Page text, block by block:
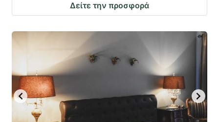
Δείτε την προσφορά